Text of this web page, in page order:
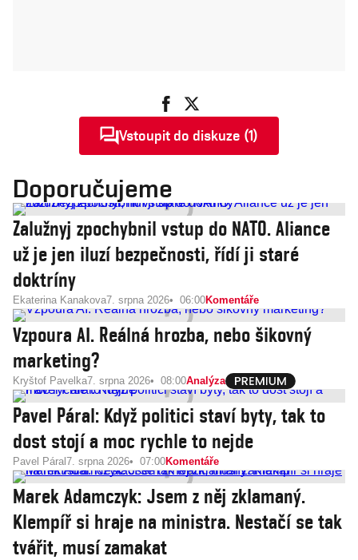
Vstoupit do diskuze (1)
Doporučujeme
Zalužnyj zpochybnil vstup do NATO. Aliance
už je jen iluzí bezpečnosti, řídí ji staré
doktríny
Ekaterina Kanakova7. srpna 2026 06:00Komentáře
Vzpoura AI. Reálná hrozba, nebo šikovný
marketing?
Kryštof Pavelka7. srpna 2026 08:00Analýza
Pavel Páral: Když politici staví byty, tak to
dost stojí a moc rychle to nejde
Pavel Páral 7. srpna 2026 07:00Komentáře
Marek Adamczyk: Jsem z něj zklamaný.
Klempíř si hraje na ministra. Nestačí se tak
tvářit, musí zamakat